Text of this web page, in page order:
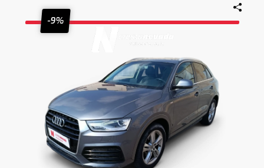
-9%